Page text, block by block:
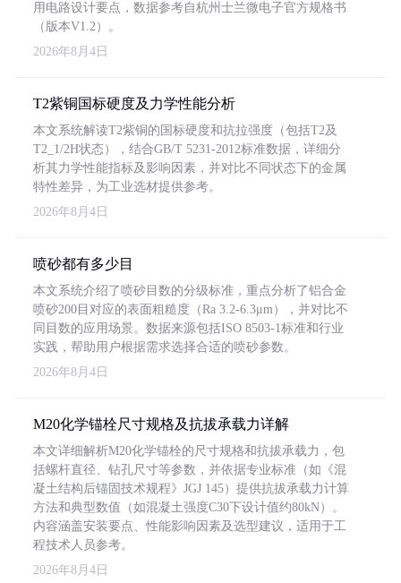
用电路设计要点，数据参考自杭州士兰微电子官方规格书
（版本V1.2）。
2026年8月4日
T2紫铜国标硬度及力学性能分析
本文系统解读T2紫铜的国标硬度和抗拉强度（包括T2及
T2_1/2H状态），结合GB/T 5231-2012标准数据，详细分
析其力学性能指标及影响因素，并对比不同状态下的金属
特性差异，为工业选材提供参考。
2026年8月4日
喷砂都有多少目
本文系统介绍了喷砂目数的分级标准，重点分析了铝合金
喷砂200目对应的表面粗糙度（Ra 3.2-6.3μm），并对比不
同目数的应用场景。数据来源包括ISO 8503-1标准和行业
实践，帮助用户根据需求选择合适的喷砂参数。
2026年8月4日
M20化学锚栓尺寸规格及抗拔承载力详解
本文详细解析M20化学锚栓的尺寸规格和抗拔承载力，包
括螺杆直径、钻孔尺寸等参数，并依据专业标准（如《混
凝土结构后锚固技术规程》JGJ 145）提供抗拔承载力计算
方法和典型数值（如混凝土强度C30下设计值约80kN）。
内容涵盖安装要点、性能影响因素及选型建议，适用于工
程技术人员参考。
2026年8月4日